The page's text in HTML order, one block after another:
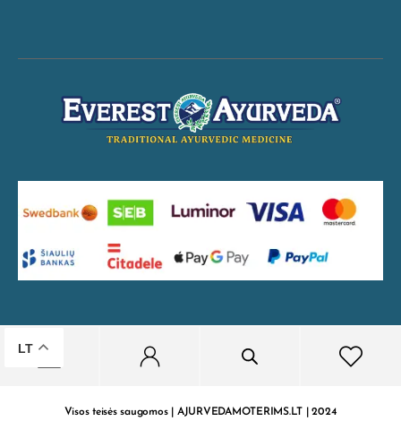
Visos teisės saugomos | AJURVEDAMOTERIMS.LT | 2024
LT